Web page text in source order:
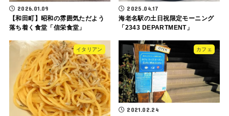
2026.01.09
【和田町】昭和の雰囲気ただよう
落ち着く食堂「信栄食堂」
2025.04.17
海老名駅の土日祝限定モーニング
「2343 DEPARTMENT」
イタリアン カフェ
2021.02.24